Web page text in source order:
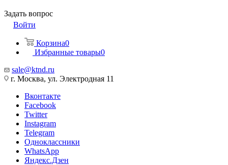
Задать вопрос
Войти
Корзина0
Избранные товары0
sale@ktnd.ru
г. Москва, ул. Электродная 11
Вконтакте
Facebook
Twitter
Instagram
Telegram
Одноклассники
WhatsApp
Яндекс.Дзен